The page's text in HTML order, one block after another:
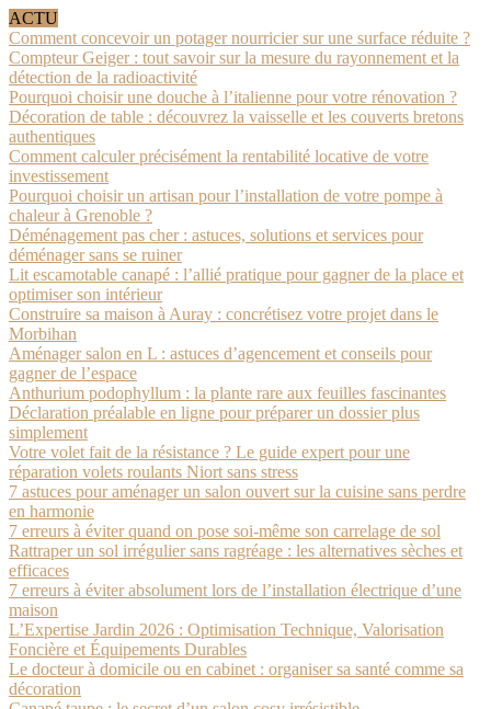
ACTU
Comment concevoir un potager nourricier sur une surface réduite ?
Compteur Geiger : tout savoir sur la mesure du rayonnement et la
détection de la radioactivité
Pourquoi choisir une douche à l’italienne pour votre rénovation ?
Décoration de table : découvrez la vaisselle et les couverts bretons
authentiques
Comment calculer précisément la rentabilité locative de votre
investissement
Pourquoi choisir un artisan pour l’installation de votre pompe à
chaleur à Grenoble ?
Déménagement pas cher : astuces, solutions et services pour
déménager sans se ruiner
Lit escamotable canapé : l’allié pratique pour gagner de la place et
optimiser son intérieur
Construire sa maison à Auray : concrétisez votre projet dans le
Morbihan
Aménager salon en L : astuces d’agencement et conseils pour
gagner de l’espace
Anthurium podophyllum : la plante rare aux feuilles fascinantes
Déclaration préalable en ligne pour préparer un dossier plus
simplement
Votre volet fait de la résistance ? Le guide expert pour une
réparation volets roulants Niort sans stress
7 astuces pour aménager un salon ouvert sur la cuisine sans perdre
en harmonie
7 erreurs à éviter quand on pose soi-même son carrelage de sol
Rattraper un sol irrégulier sans ragréage : les alternatives sèches et
efficaces
7 erreurs à éviter absolument lors de l’installation électrique d’une
maison
L’Expertise Jardin 2026 : Optimisation Technique, Valorisation
Foncière et Équipements Durables
Le docteur à domicile ou en cabinet : organiser sa santé comme sa
décoration